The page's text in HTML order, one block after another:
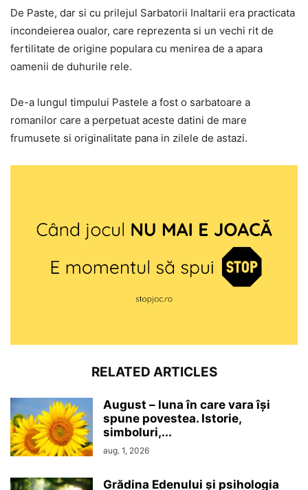
De Paste, dar si cu prilejul Sarbatorii Inaltarii era practicata
incondeierea oualor, care reprezenta si un vechi rit de
fertilitate de origine populara cu menirea de a apara
oamenii de duhurile rele.
De-a lungul timpului Pastele a fost o sarbatoare a
romanilor care a perpetuat aceste datini de mare
frumusete si originalitate pana in zilele de astazi.
RELATED ARTICLES
August – luna în care vara își
spune povestea. Istorie,
simboluri,...
aug. 1, 2026
Grădina Edenului și psihologia